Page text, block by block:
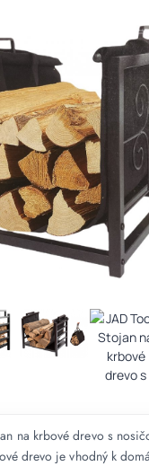
na krbové drevo s
drevo je vhodný k